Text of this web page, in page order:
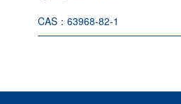
CAS：63968-82-1